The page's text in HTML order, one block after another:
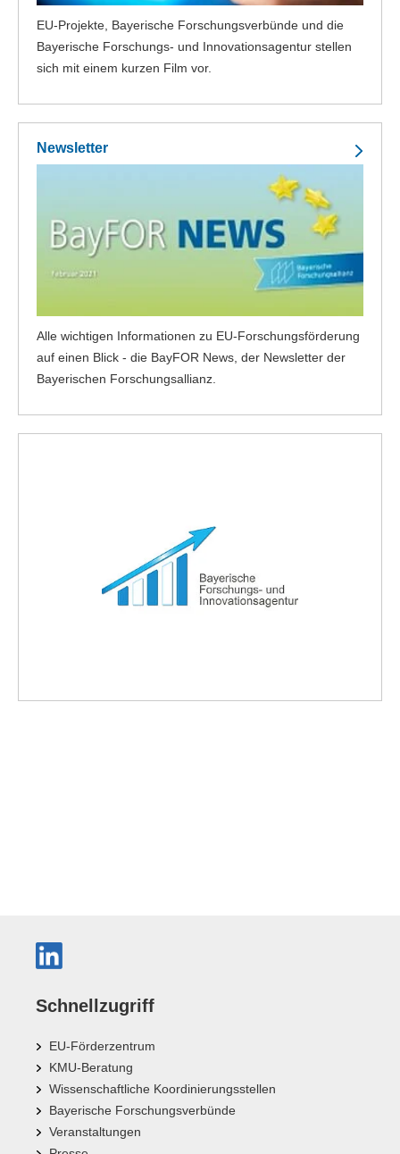
EU-Projekte, Bayerische Forschungsverbünde und die
Bayerische Forschungs- und Innovationsagentur stellen
sich mit einem kurzen Film vor.
Newsletter
Alle wichtigen Informationen zu EU-Forschungsförderung
auf einen Blick - die BayFOR News, der Newsletter der
Bayerischen Forschungsallianz.
Schnellzugriff
EU-Förderzentrum
KMU-Beratung
Wissenschaftliche Koordinierungsstellen
Bayerische Forschungsverbünde
Veranstaltungen